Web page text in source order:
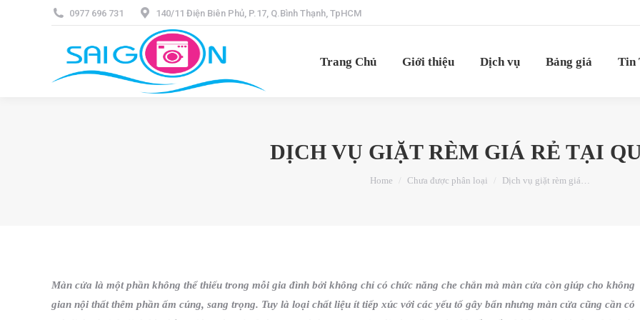
0977 696 731 140/11 Điện Biên Phủ, P.17, Q.Bình Thạnh, TpHCM
Trang Chủ Giới thiệu Dịch vụ Bảng giá Tin
DỊCH VỤ GIẶT RÈM GIÁ RẺ TẠI
You are here:
Home Chưa được phân loại Dịch vụ giặt rèm giá…
Màn cửa là một phần không thể thiếu trong mỗi gia đình bởi không chỉ có chức năng che chắn mà màn cửa còn giúp cho không
gian nội thất thêm phần ấm cúng, sang trọng. Tuy là loại chất liệu ít tiếp xúc với các yếu tố gây bẩn nhưng màn cửa cũng cần có